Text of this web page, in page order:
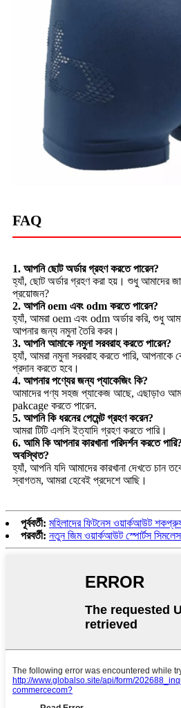
FAQ
1. আপনি ছোট অর্ডার গ্রহণ করতে পারেন?
হ্যাঁ, ছোট অর্ডার গ্রহণ করা হয়। শুধু আমাদের
প্রয়োজন?
2. আপনি oem এবং odm করতে পারেন?
হ্যাঁ, আমরা oem এবং odm অর্ডার করি, শুধু
আপনার জন্য নমুনা তৈরি করব।
3. আপনি আমাকে নমুনা সরবরাহ করতে পারেন?
হ্যাঁ, আমরা নমুনা সরবরাহ করতে পারি, আপনাকে
প্রদান করতে হবে।
4. আপনার পণ্যের জন্য প্যাকেজিং কি?
আমাদের পণ্য সহজ প্যাকেজ আছে, এছাড়াও
pakcage করতে পারেন.
5. আপনি কি ধরনের পেমেন্ট গ্রহণ করেন?
আমরা টিটি এলসি ইত্যাদি গ্রহণ করতে পারি।
6. আমি কি আপনার কারখানা পরিদর্শন করতে
অবস্থিত?
হ্যাঁ, আপনি যদি আমাদের কারখানা দেখতে চান
স্বাগতম, আমরা হেবেই প্রদেশে আছি।
পূর্ববর্তী: মহিলাদের ফিটনেস ওয়ার্কআউট
পরবর্তী: নতুন জিম ওয়ার্কআউট স্পোর্টস